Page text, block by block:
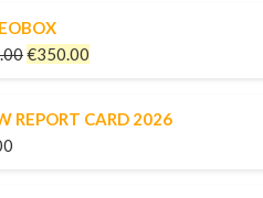
€350.00
REPORT CARD 2026